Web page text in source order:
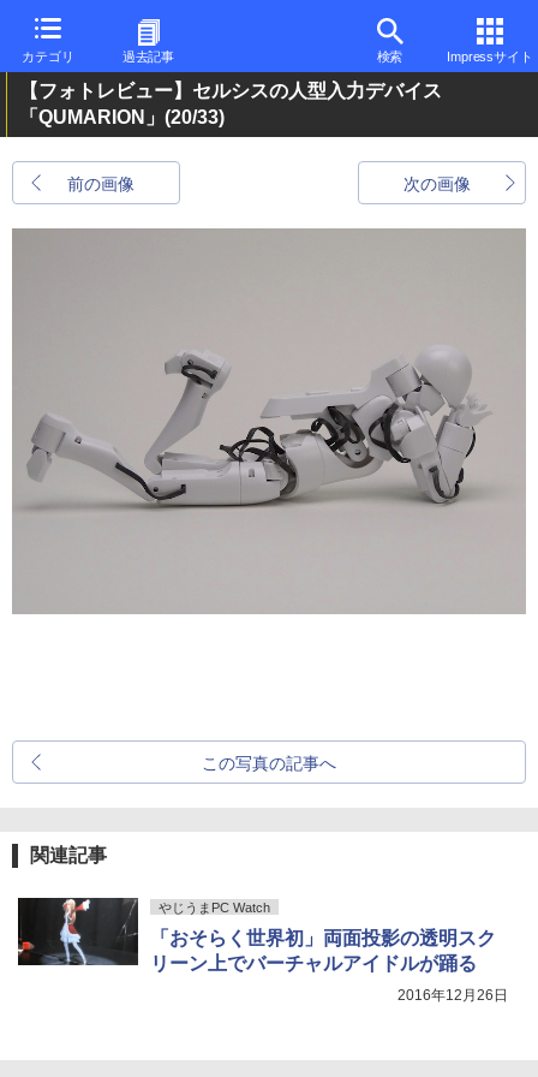
カテゴリ 過去記事 検索 Impressサイト
【フォトレビュー】セルシスの人型入力デバイス
「QUMARION」 (20/33)
前の画像 次の画像
この写真の記事へ
関連記事
やじうまPC Watch
「おそらく世界初」両面投影の透明スク
リーン上でバーチャルアイドルが踊る
2016年12月26日